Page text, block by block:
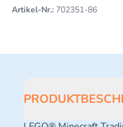
Artikel-Nr.: 702351-86